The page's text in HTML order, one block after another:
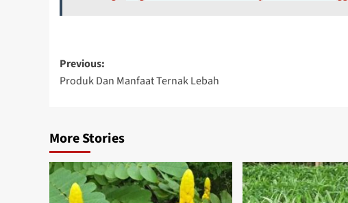
Previous:
Produk Dan Manfaat Ternak Lebah
More Stories